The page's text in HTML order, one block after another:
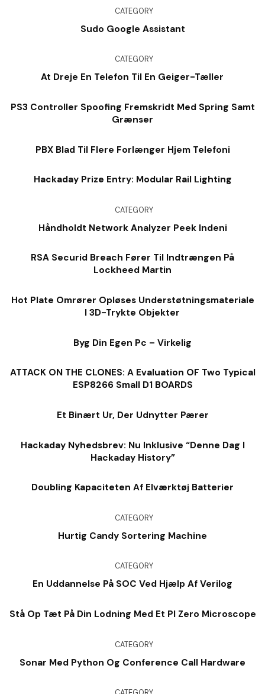
CATEGORY
Sudo Google Assistant
CATEGORY
At Dreje En Telefon Til En Geiger-Tæller
PS3 Controller Spoofing Fremskridt Med Spring Samt
Grænser
PBX Blad Til Flere Forlænger Hjem Telefoni
Hackaday Prize Entry: Modular Rail Lighting
CATEGORY
Håndholdt Network Analyzer Peek Indeni
RSA Securid Breach Fører Til Indtrængen På
Lockheed Martin
Hot Plate Omrører Opløses Understøtningsmateriale
I 3D-Trykte Objekter
Byg Din Egen Pc – Virkelig
ATTACK ON THE CLONES: A Evaluation OF Two Typical
ESP8266 Small D1 BOARDS
Et Binært Ur, Der Udnytter Pærer
Hackaday Nyhedsbrev: Nu Inklusive “denne Dag I
Hackaday History”
Doubling Kapaciteten Af ​​elværktøj Batterier
CATEGORY
Hurtig Candy Sortering Machine
CATEGORY
En Uddannelse På SOC Ved Hjælp Af Verilog
Stå Op Tæt På Din Lodning Med Et PI Zero Microscope
CATEGORY
Sonar Med Python Og Conference Call Hardware